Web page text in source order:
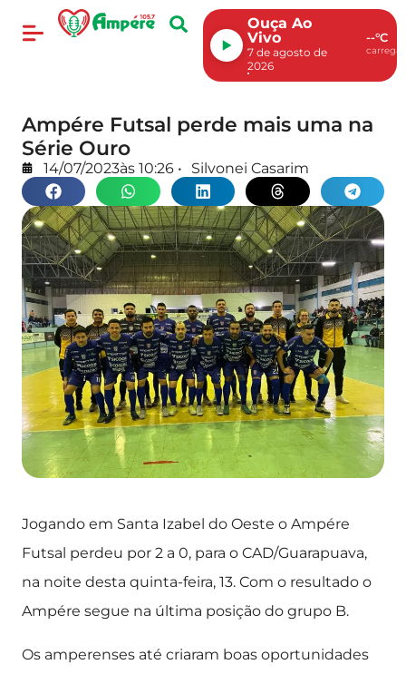
Ouça Ao
Vivo
7 de agosto de
2026
--°C
Ampére Futsal perde mais uma na
Série Ouro
14/07/2023às 10:26 • Silvonei Casarim
Jogando em Santa Izabel do Oeste o Ampére
Futsal perdeu por 2 a 0, para o CAD/Guarapuava,
na noite desta quinta-feira, 13. Com o resultado o
Ampére segue na última posição do grupo B.
Os amperenses até criaram boas oportunidades